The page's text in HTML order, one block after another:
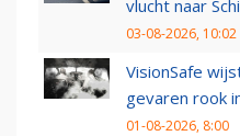
vlucht naar
03-08-2026, 10:02
VisionSafe
gevaren rook
01-08-2026, 8:00